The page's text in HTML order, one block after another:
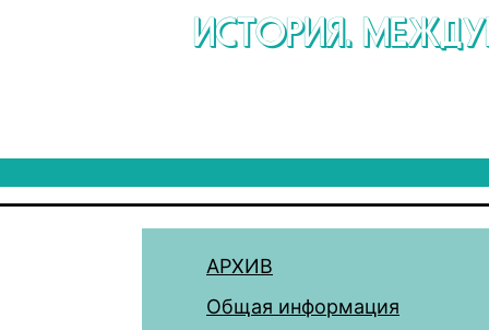
ИСТОРИЯ.
АРХИВ
Общая информация